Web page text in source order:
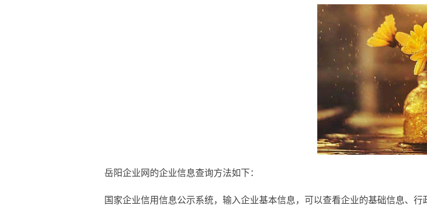
岳阳企业网的企业信息查询方法如下：
国家企业信用信息公示系统，输入企业基本信息，可以查看企业的基础信息、行